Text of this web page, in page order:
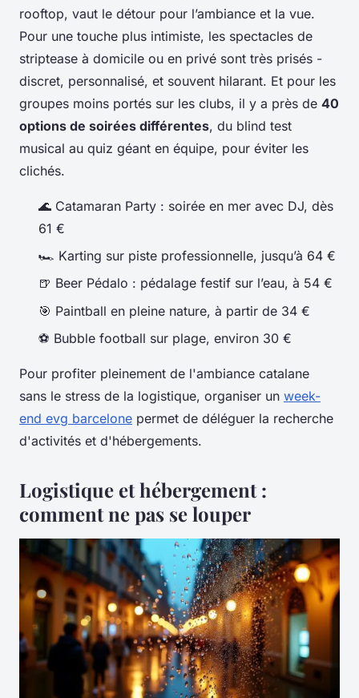
rooftop, vaut le détour pour l’ambiance et la vue.
Pour une touche plus intimiste, les spectacles de
striptease à domicile ou en privé sont très prisés -
discret, personnalisé, et souvent hilarant. Et pour les
groupes moins portés sur les clubs, il y a près de 40
options de soirées différentes, du blind test
musical au quiz géant en équipe, pour éviter les
clichés.
🌊 Catamaran Party : soirée en mer avec DJ, dès
61 €
🏎️ Karting sur piste professionnelle, jusqu’à 64 €
🍺 Beer Pédalo : pédalage festif sur l’eau, à 54 €
🎯 Paintball en pleine nature, à partir de 34 €
⚽ Bubble football sur plage, environ 30 €
Pour profiter pleinement de l'ambiance catalane
sans le stress de la logistique, organiser un week-
end evg barcelone permet de déléguer la recherche
d'activités et d'hébergements.
Logistique et hébergement :
comment ne pas se louper